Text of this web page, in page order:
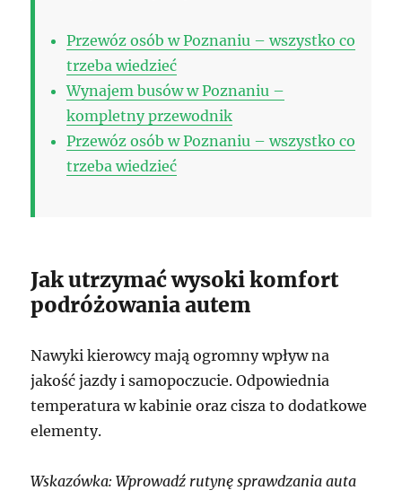
Przewóz osób w Poznaniu – wszystko co
trzeba wiedzieć
Wynajem busów w Poznaniu –
kompletny przewodnik
Przewóz osób w Poznaniu – wszystko co
trzeba wiedzieć
Jak utrzymać wysoki komfort
podróżowania autem
Nawyki kierowcy mają ogromny wpływ na
jakość jazdy i samopoczucie. Odpowiednia
temperatura w kabinie oraz cisza to dodatkowe
elementy.
Wskazówka: Wprowadź rutynę sprawdzania auta